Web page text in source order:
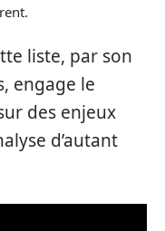
liste, par son
engage le
des enjeux
d’autant